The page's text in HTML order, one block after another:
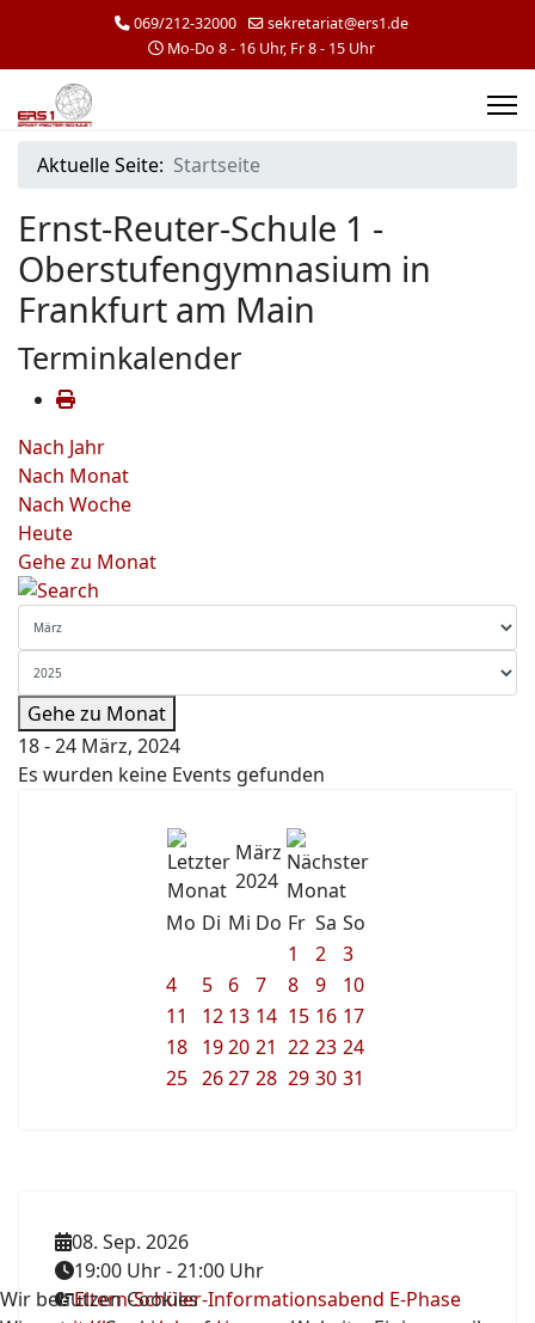
069/212-32000
sekretariat@ers1.de
Mo-Do 8 - 16 Uhr, Fr 8 - 15 Uhr
Aktuelle Seite: Startseite
Ernst-Reuter-Schule 1 -
Oberstufengymnasium in
Frankfurt am Main
Terminkalender
Nach Jahr
Nach Monat
Nach Woche
Heute
Gehe zu Monat
Gehe zu Monat
18 - 24 März, 2024
Es wurden keine Events gefunden
März
2024
Mo Di Mi Do Fr Sa So
1
2
3
4
5 6 7 8 9
10
11
12 13 14 15 16 17
18
19 20 21 22 23 24
25 26 27 28 29 30 31
08. Sep. 2026
19:00 Uhr-21:00 Uhr
Eltern-Schüler-Informationsabend E-Phase
Wir benutzen Cookies